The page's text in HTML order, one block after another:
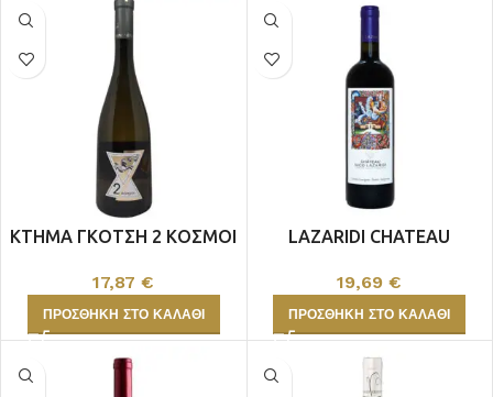
ΚΤΗΜΑ ΓΚΟΤΣΗ 2 ΚΟΣΜΟΙ
17,87€
ΠΡΟΣΘΉΚΗ ΣΤΟ ΚΑΛΆΘΙ
LAZARIDI CHATEAU
19,69€
ΠΡΟΣΘΉΚΗ ΣΤΟ ΚΑΛΆΘΙ